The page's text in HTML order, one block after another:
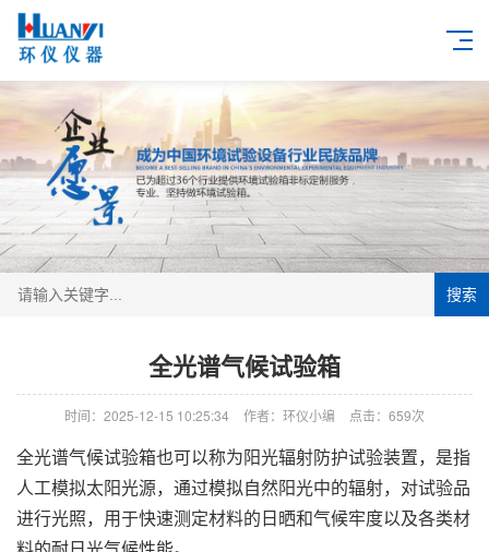
搜索
全光谱气候试验箱
时间：2025-12-15 10:25:34 作者：环仪小编 点击： 659次
全光谱气候试验箱也可以称为阳光辐射防护试验装置，是指
人工模拟太阳光源，通过模拟自然阳光中的辐射，对试验品
进行光照，用于快速测定材料的日晒和气候牢度以及各类材